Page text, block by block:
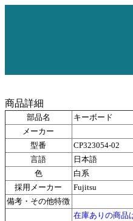
商品詳細
部品名
キーボード
メーカー
型番
CP323054-02
言語
日本語
色
白系
採用メーカー
Fujitsu
備考・その他特徴
在庫ありの商品